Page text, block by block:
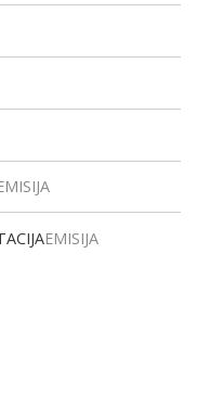
EMISIJA